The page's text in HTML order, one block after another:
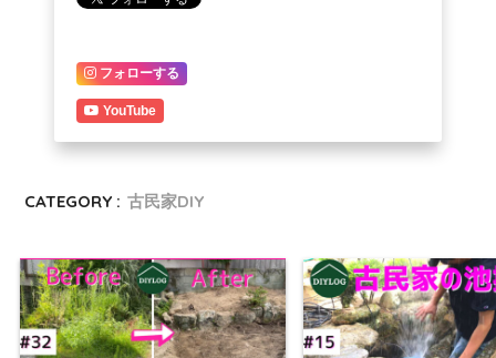
フォローする
YouTube
CATEGORY : 古民家DIY